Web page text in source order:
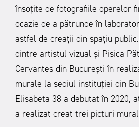
însoțite de fotografiile operelor
ocazie de a pătrunde în
astfel de creații din spațiu
dintre artistul vizual și Pisica
Cervantes din București în
murale la sediul instituției din
Elisabeta 38 a debutat în 2020,
a realizat creat trei picturi